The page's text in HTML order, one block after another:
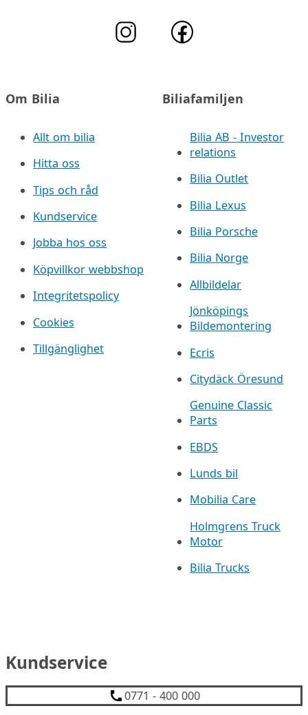
Om Bilia
Allt om bilia
Hitta oss
Tips och råd
Kundservice
Jobba hos oss
Köpvillkor webbshop
Integritetspolicy
Cookies
Tillgänglighet
Biliafamiljen
Bilia AB - Investor
relations
Bilia Outlet
Bilia Lexus
Bilia Porsche
Bilia Norge
Allbildelar
Jönköpings
Bildemontering
Ecris
Citydäck Öresund
Genuine Classic
Parts
EBDS
Lunds bil
Mobilia Care
Holmgrens Truck
Motor
Bilia Trucks
Kundservice
0771 - 400 000